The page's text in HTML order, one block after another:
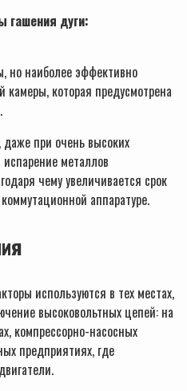
гашения дуги:
но наиболее эффективно
камеры, которая предусмотрена
даже при очень высоких
испарение металлов
чему увеличивается срок
аппаратуре.
используются в тех местах,
высоковольтных цепей: на
компрессорно-насосных
предприятиях, где